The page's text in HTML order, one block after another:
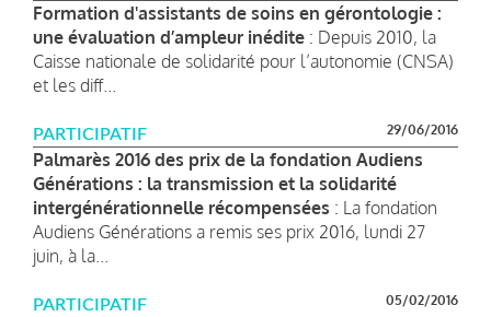
Formation d'assistants de soins en gérontologie :
une évaluation d’ampleur inédite : Depuis 2010, la
Caisse nationale de solidarité pour l’autonomie (CNSA)
et les diff...
PARTICIPATIF 29/06/2016
Palmarès 2016 des prix de la fondation Audiens
Générations : la transmission et la solidarité
intergénérationnelle récompensées : La fondation
Audiens Générations a remis ses prix 2016, lundi 27
juin, à la...
PARTICIPATIF 05/02/2016